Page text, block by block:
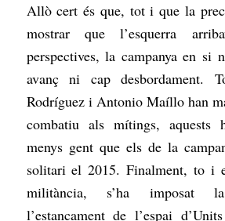
Allò cert és que, tot i que la
mostrar que l’esquerra
perspectives, la campanya en si
avanç ni cap desbordament.
Rodríguez i Antonio Maíllo han
combatiu als mítings, aquests
menys gent que els de la
solitari el 2015. Finalment, to i
militància, s’ha imposat
l’estancament de l’espai